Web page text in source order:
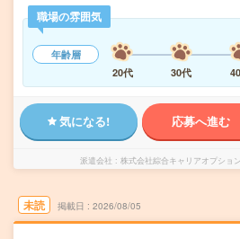
職場の雰囲気
年齢層
20代
30代
気になる! 応募へ進む
派遣会社 株式会社綜合キャリアオプショ
未読 掲載日 2026/08/05